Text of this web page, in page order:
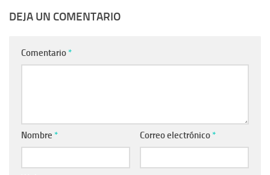
DEJA UN COMENTARIO
Comentario *
Nombre * Correo electrónico *